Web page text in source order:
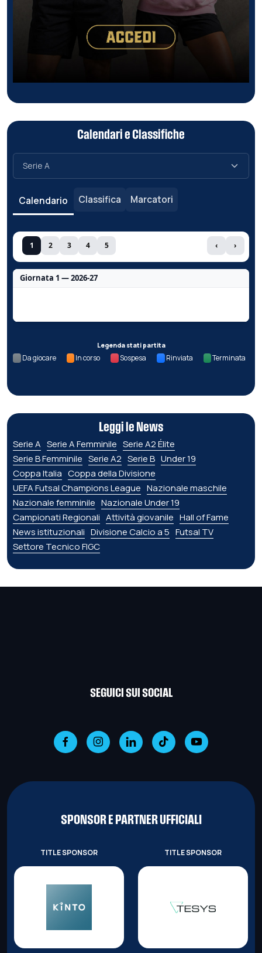
Calendari e Classifiche
Calendario Classifica Marcatori
1 2 3 4 5 ‹ ›
Giornata 1 — 2026-27
Legenda stati partita
Da giocare In corso Sospesa Rinviata Terminata
Leggi le News
Serie A Serie A Femminile Serie A2 Élite
Serie B Femminile Serie A2 Serie B Under 19
Coppa Italia Coppa della Divisione
UEFA Futsal Champions League Nazionale maschile
Nazionale femminile Nazionale Under 19
Campionati Regionali Attività giovanile Hall of Fame
News istituzionali Divisione Calcio a 5 Futsal TV
Settore Tecnico FIGC
SEGUICI SUI SOCIAL
SPONSOR E PARTNER UFFICIALI
TITLE SPONSOR TITLE SPONSOR